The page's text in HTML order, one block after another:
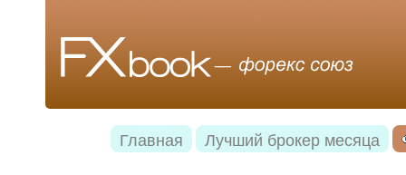
Главная Лучший брокер месяца